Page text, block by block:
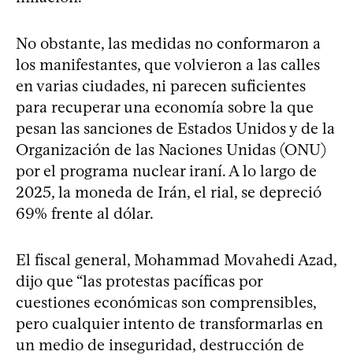
No obstante, las medidas no conformaron a
los manifestantes, que volvieron a las calles
en varias ciudades, ni parecen suficientes
para recuperar una economía sobre la que
pesan las sanciones de Estados Unidos y de la
Organización de las Naciones Unidas (ONU)
por el programa nuclear iraní. A lo largo de
2025, la moneda de Irán, el rial, se depreció
69% frente al dólar.
El fiscal general, Mohammad Movahedi Azad,
dijo que “las protestas pacíficas por
cuestiones económicas son comprensibles,
pero cualquier intento de transformarlas en
un medio de inseguridad, destrucción de